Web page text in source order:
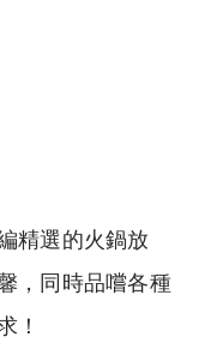
精選的火鍋放
，同時品嚐各種
！